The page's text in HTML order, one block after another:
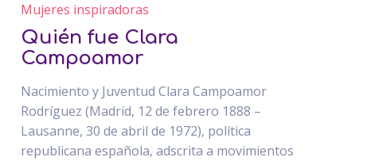
Mujeres inspiradoras
Quién fue Clara
Campoamor
Nacimiento y Juventud Clara Campoamor
Rodríguez (Madrid, 12 de febrero 1888 –
Lausanne, 30 de abril de 1972), política
republicana española, adscrita a movimientos